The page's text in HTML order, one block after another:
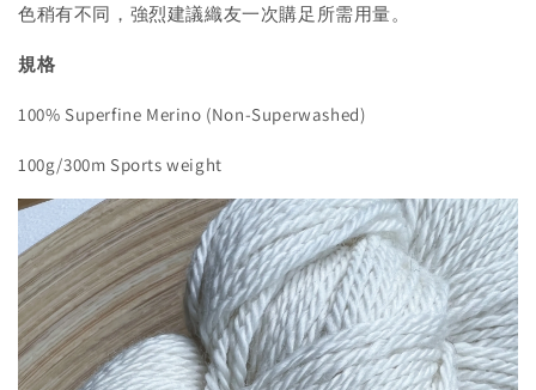
色稍有不同，強烈建議織友一次購足所需用量。
規格
100% Superfine Merino (Non-Superwashed)
100g/300m Sports weight